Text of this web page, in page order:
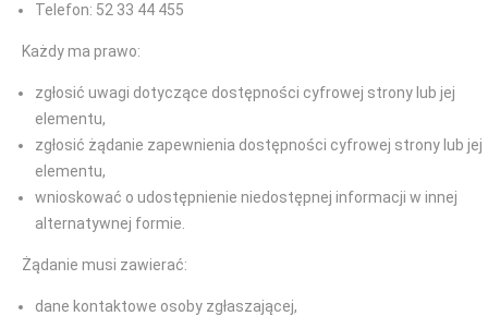
Telefon: 52 33 44 455
Każdy ma prawo:
zgłosić uwagi dotyczące dostępności cyfrowej strony lub jej
elementu,
zgłosić żądanie zapewnienia dostępności cyfrowej strony lub jej
elementu,
wnioskować o udostępnienie niedostępnej informacji w innej
alternatywnej formie.
Żądanie musi zawierać:
dane kontaktowe osoby zgłaszającej,